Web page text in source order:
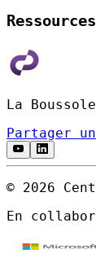
La
Partager
© 2026
En